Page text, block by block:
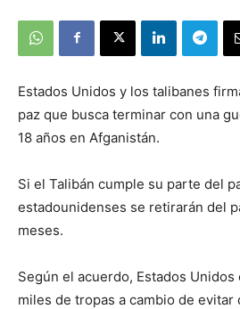
Estados Unidos y los talibanes
paz que busca terminar con una
18 años en Afganistán.
Si el Talibán cumple su parte del
estadounidenses se retirarán del
meses.
Según el acuerdo, Estados
miles de tropas a cambio de evitar